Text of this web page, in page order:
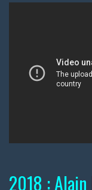
2018 :